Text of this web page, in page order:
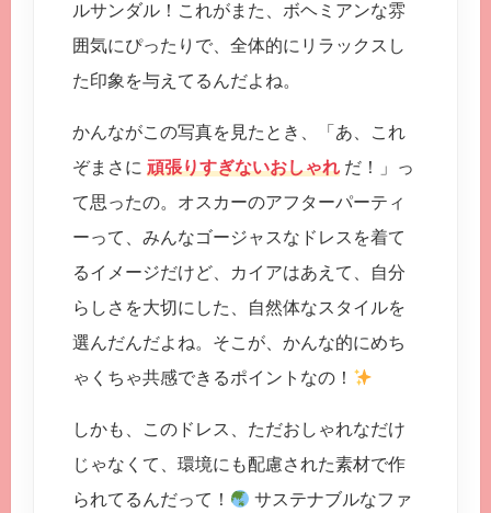
ルサンダル！これがまた、ボヘミアンな雰
囲気にぴったりで、全体的にリラックスし
た印象を与えてるんだよね。
かんながこの写真を見たとき、「あ、これ
ぞまさに 頑張りすぎないおしゃれ だ！」っ
て思ったの。オスカーのアフターパーティ
ーって、みんなゴージャスなドレスを着て
るイメージだけど、カイアはあえて、自分
らしさを大切にした、自然体なスタイルを
選んだんだよね。そこが、かんな的にめち
ゃくちゃ共感できるポイントなの！
しかも、このドレス、ただおしゃれなだけ
じゃなくて、環境にも配慮された素材で作
られてるんだって！
サステナブルなファ